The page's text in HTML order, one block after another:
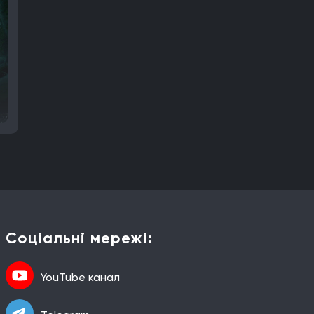
Соціальні мережі:
YouTube канал